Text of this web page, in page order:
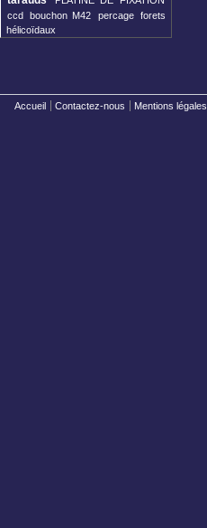
ccd
bouchon M42 percage
forets
hélicoïdaux
Accueil Contactez-nous Mentions légales